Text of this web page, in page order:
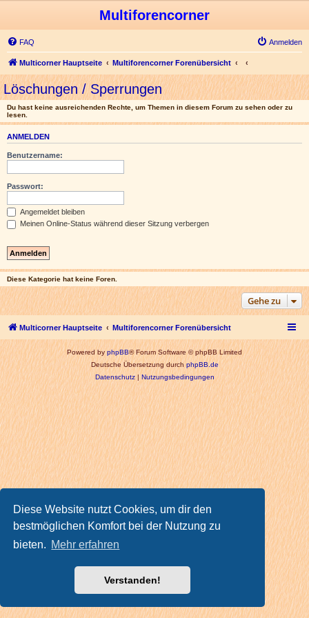
Diese Website nutzt Cookies, um dir den
bestmöglichen Komfort bei der Nutzung zu
bieten. Mehr erfahren
Verstanden!
Multiforencorner
FAQ Anmelden
Multicorner Hauptseite Multiforencorner Forenübersicht
Löschungen / Sperrungen
Du hast keine ausreichenden Rechte, um Themen in diesem Forum zu sehen oder zu
lesen.
ANMELDEN
Benutzername:
Passwort:
Angemeldet bleiben
Meinen Online-Status während dieser Sitzung verbergen
Diese Kategorie hat keine Foren.
Gehe zu
Multicorner Hauptseite Multiforencorner Forenübersicht
Powered byphpBB® Forum Software © phpBB Limited
Deutsche Übersetzung durchphpBB.de
Datenschutz|Nutzungsbedingungen